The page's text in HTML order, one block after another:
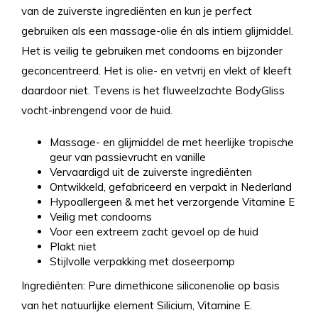
van de zuiverste ingrediënten en kun je perfect
gebruiken als een massage-olie én als intiem glijmiddel.
Het is veilig te gebruiken met condooms en bijzonder
geconcentreerd. Het is olie- en vetvrij en vlekt of kleeft
daardoor niet. Tevens is het fluweelzachte BodyGliss
vocht-inbrengend voor de huid.
Massage- en glijmiddel de met heerlijke tropische
geur van passievrucht en vanille
Vervaardigd uit de zuiverste ingrediënten
Ontwikkeld, gefabriceerd en verpakt in Nederland
Hypoallergeen & met het verzorgende Vitamine E
Veilig met condooms
Voor een extreem zacht gevoel op de huid
Plakt niet
Stijlvolle verpakking met doseerpomp
Ingrediënten: Pure dimethicone siliconenolie op basis
van het natuurlijke element Silicium, Vitamine E.